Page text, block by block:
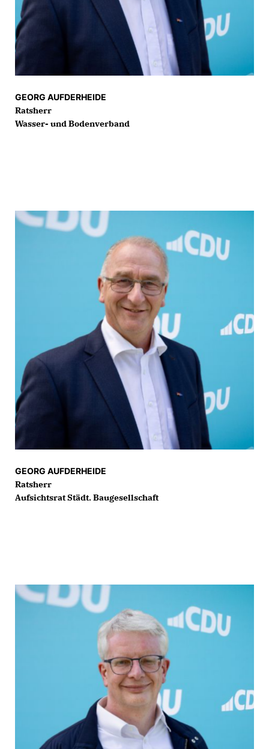
GEORG AUFDERHEIDE
Ratsherr
Wasser- und Bodenverband
GEORG AUFDERHEIDE
Ratsherr
Aufsichtsrat Städt. Baugesellschaft